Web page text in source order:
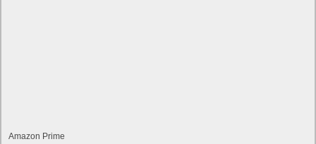
Amazon Prime